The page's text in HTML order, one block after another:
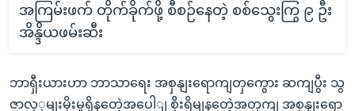
အကြမ်းဖက် တိုက်ခိုက်ဖို့ စီစဉ်နေတဲ့ စစ်သွေးကြွ ၉ ဦး
အိန္ဒိယဖမ်းဆီး
ဘာရှီးယားဟာ ဘာသာရေး အစှနျးရောကျတှကွေား ဆကျပွီး သွ
ဇာလှှမျးမိုးမှုရှိနတေဲ့အပေါျ စိုးရိမျနတေဲ့အတှကျ အစှနျးရော